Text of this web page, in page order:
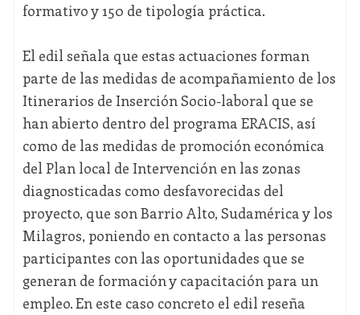
formativo y 150 de tipología práctica.
El edil señala que estas actuaciones forman
parte de las medidas de acompañamiento de los
Itinerarios de Inserción Socio-laboral que se
han abierto dentro del programa ERACIS, así
como de las medidas de promoción económica
del Plan local de Intervención en las zonas
diagnosticadas como desfavorecidas del
proyecto, que son Barrio Alto, Sudamérica y los
Milagros, poniendo en contacto a las personas
participantes con las oportunidades que se
generan de formación y capacitación para un
empleo. En este caso concreto el edil reseña